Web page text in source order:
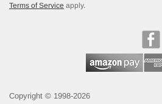
Terms of Service apply.
Copyright © 1998-2026